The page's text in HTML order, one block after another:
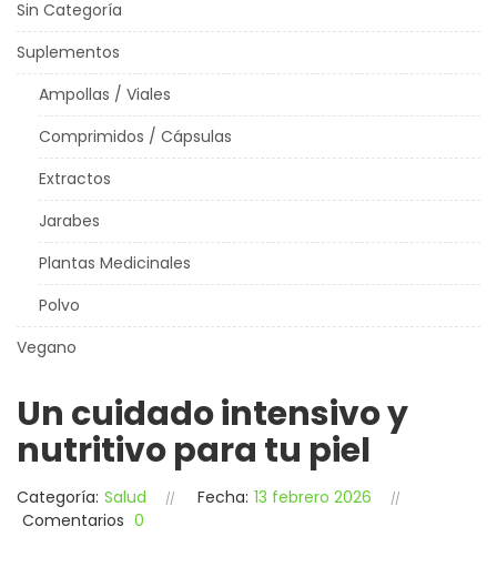
Sin Categoría
Suplementos
Ampollas / Viales
Comprimidos / Cápsulas
Extractos
Jarabes
Plantas Medicinales
Polvo
Vegano
Un cuidado intensivo y
nutritivo para tu piel
Categoría: Salud Fecha: 13 febrero 2026
Comentarios 0